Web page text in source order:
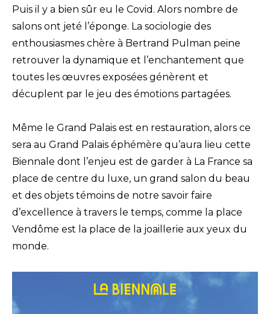
Puis il y a bien sûr eu le Covid. Alors nombre de
salons ont jeté l’éponge. La sociologie des
enthousiasmes chère à Bertrand Pulman peine
retrouver la dynamique et l’enchantement que
toutes les œuvres exposées génèrent et
décuplent par le jeu des émotions partagées.
Même le Grand Palais est en restauration, alors ce
sera au Grand Palais éphémère qu’aura lieu cette
Biennale dont l’enjeu est de garder à La France sa
place de centre du luxe, un grand salon du beau
et des objets témoins de notre savoir faire
d’excellence à travers le temps, comme la place
Vendôme est la place de la joaillerie aux yeux du
monde.